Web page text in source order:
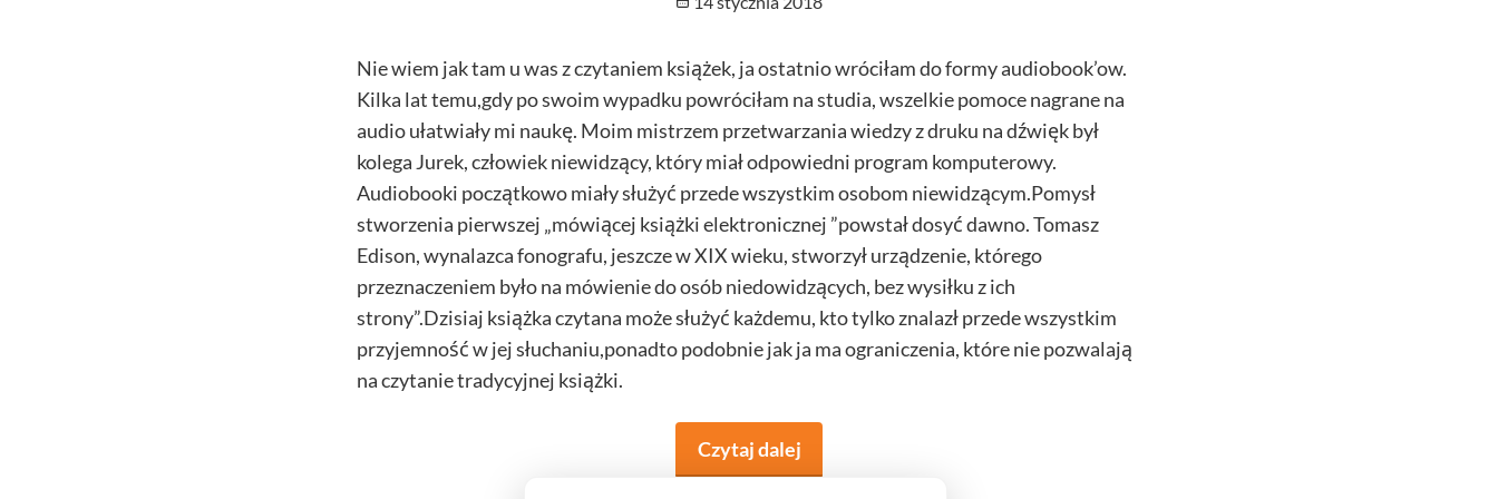
Nie wiem jak tam u was z czytaniem książek, ja ostatnio wróciłam do formy audiobook’ow.
Kilka lat temu,gdy po swoim wypadku powróciłam na studia, wszelkie pomoce nagrane na
audio ułatwiały mi naukę. Moim mistrzem przetwarzania wiedzy z druku na dźwięk był
kolega Jurek, człowiek niewidzący, który miał odpowiedni program komputerowy.
Audiobooki początkowo miały służyć przede wszystkim osobom niewidzącym.Pomysł
stworzenia pierwszej „mówiącej książki elektronicznej ”powstał dosyć dawno. Tomasz
Edison, wynalazca fonografu, jeszcze w XIX wieku, stworzył urządzenie, którego
przeznaczeniem było na mówienie do osób niedowidzących, bez wysiłku z ich
strony”.Dzisiaj książka czytana może służyć każdemu, kto tylko znalazł przede wszystkim
przyjemność w jej słuchaniu,ponadto podobnie jak ja ma ograniczenia, które nie pozwalają
na czytanie tradycyjnej książki.
Czytaj dalej